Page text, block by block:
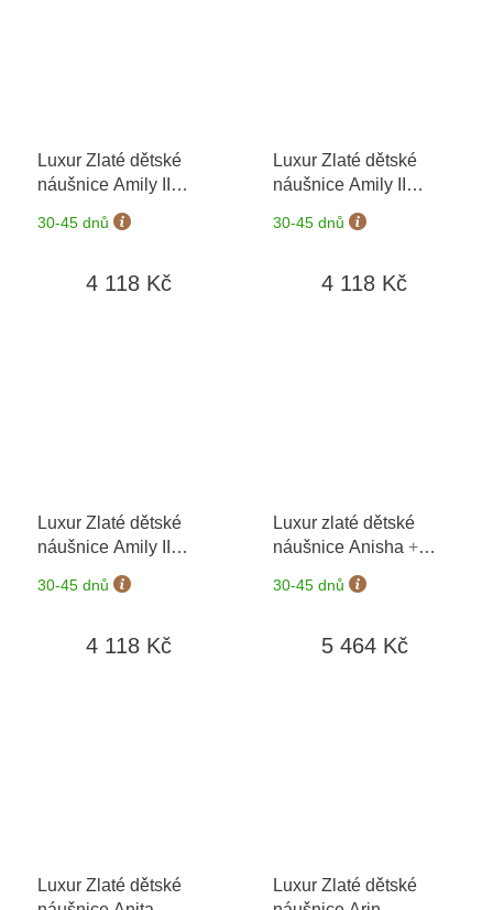
Luxur Zlaté dětské
náušnice Amily II
5381100-0-0-1
možnost výměny do 90
30-45 dnů
4 118 Kč
Luxur Zlaté dětské
náušnice Amily II
5381100-0-0-2
možnost výměny do 90
30-45 dnů
4 118 Kč
Luxur Zlaté dětské
náušnice Amily II
5381100-0-0-4
možnost výměny do 90
30-45 dnů
4 118 Kč
Luxur zlaté dětské
náušnice Anisha +
možnost výměny do 90
dní
30-45 dnů
5 464 Kč
Luxur Zlaté dětské
Luxur Zlaté dětské